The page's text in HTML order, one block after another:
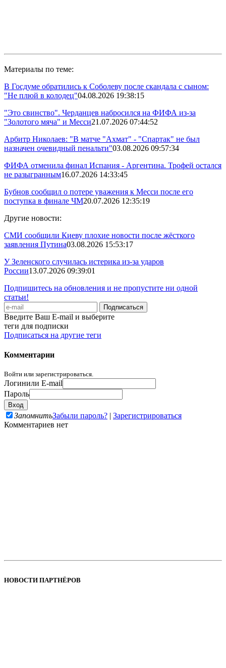
Материалы по теме:
В Госдуме обратились к Соболеву после скандала с сыном:
"Не плюй в колодец"04.08.2026 19:38:15
"Это свинство". Черданцев набросился на ФИФА из-за
"Золотого мяча" и Месси21.07.2026 07:44:52
Арбитр Николаев: "В матче "Ахмат" - "Спартак" не был
назначен очевидный пенальти"03.08.2026 09:57:34
ФИФА отменила финал Испания - Аргентина. Трофей остался
не разыгранным16.07.2026 14:33:45
Бубнов сообщил о потере уважения к Месси после его
поступка в финале ЧМ20.07.2026 12:35:19
Другие новости:
СМИ сообщили Киеву плохие новости после жёсткого
заявления Путина03.08.2026 15:53:17
У Зеленского случилась истерика из-за ударов
России13.07.2026 09:39:01
Подпишитесь на обновления и не пропустите ни одной
статьи!
Введите Ваш E-mail и выберите
теги для подписки
Подписаться на другие теги
Комментарии
Войти или зарегистрироваться.
Логинили E-mail
Пароль
ЗапомнитьЗабыли пароль? | Зарегистрироваться
Комментариев нет
НОВОСТИ ПАРТНЁРОВ